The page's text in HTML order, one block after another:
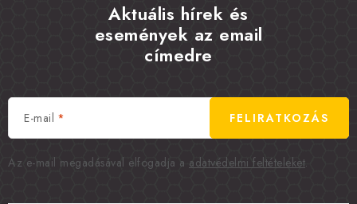
Aktuális hírek és
események az email
címedre
E-mail
Az e-mail megadásával elfogadja a adatvédelmi feltételeket.
FELIRATKOZÁS